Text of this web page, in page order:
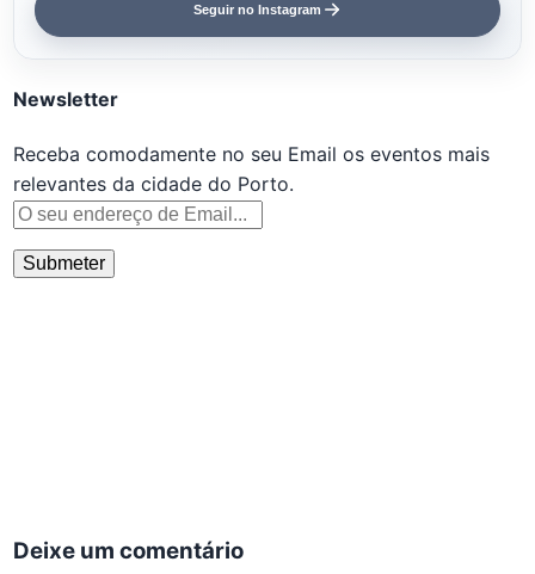
Seguir no Instagram
Newsletter
Receba comodamente no seu Email os eventos mais
relevantes da cidade do Porto.
Deixe um comentário